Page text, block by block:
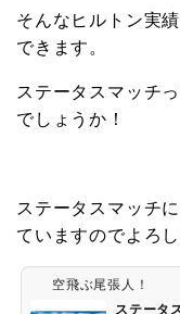
そんなヒルトン実
できます。
ステータスマッチ
でしょうか！
ステータスマッチ
ていますのでよろ
空飛ぶ尾張人！
ステータ